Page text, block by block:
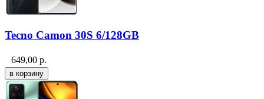
Tecno Camon 30S 6/128GB
649,00 р.